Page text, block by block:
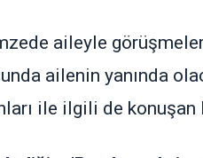
aileyle
ailenin yanında
ile ilgili de konuşan